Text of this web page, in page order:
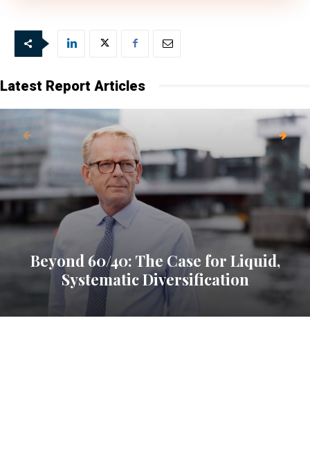
Latest Report Articles
Beyond 60/40: The Case for Liquid,
Systematic Diversification